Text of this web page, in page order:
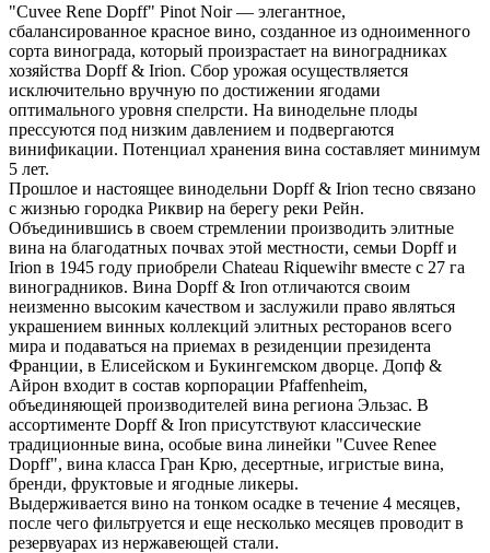
"Cuvee Rene Dopff" Pinot Noir — элегантное,
сбалансированное красное вино, созданное из одноименного
сорта винограда, который произрастает на виноградниках
хозяйства Dopff & Irion. Сбор урожая осуществляется
исключительно вручную по достижении ягодами
оптимального уровня спелрсти. На винодельне плоды
прессуются под низким давлением и подвергаются
винификации. Потенциал хранения вина составляет минимум
5 лет.
Прошлое и настоящее винодельни Dopff & Irion тесно связано
с жизнью городка Риквир на берегу реки Рейн.
Объединившись в своем стремлении производить элитные
вина на благодатных почвах этой местности, семьи Dopff и
Irion в 1945 году приобрели Chаteau Riquewihr вместе с 27 га
виноградников. Вина Dopff & Iron отличаются своим
неизменно высоким качеством и заслужили право являться
украшением винных коллекций элитных ресторанов всего
мира и подаваться на приемах в резиденции президента
Франции, в Елисейском и Букингемском дворце. Допф &
Айрон входит в состав корпорации Pfaffenheim,
объединяющей производителей вина региона Эльзас. В
ассортименте Dopff & Iron присутствуют классические
традиционные вина, особые вина линейки "Cuvеe Renеe
Dopff", вина класса Гран Крю, десертные, игристые вина,
бренди, фруктовые и ягодные ликеры.
Выдерживается вино на тонком осадке в течение 4 месяцев,
после чего фильтруется и еще несколько месяцев проводит в
резервуарах из нержавеющей стали.